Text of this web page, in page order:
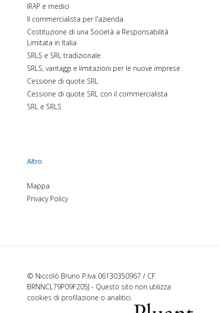
IRAP e medici
Il commercialista per l'azienda
Costituzione di una Società a Responsabilità
Limitata in Italia
SRLS e SRL tradizionale
SRLS, vantaggi e limitazioni per le nuove imprese
Cessione di quote SRL
Cessione di quote SRL con il commercialista
SRL e SRLS
Altro
Mappa
Privacy Policy
© Niccolò Bruno P.Iva 06130350967 / CF
BRNNCL79P09F205J - Questo sito non utilizza
cookies di profilazione o analitici.